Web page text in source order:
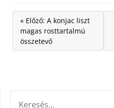
« Előző: A konjac liszt
magas rosttartalmú
összetevő